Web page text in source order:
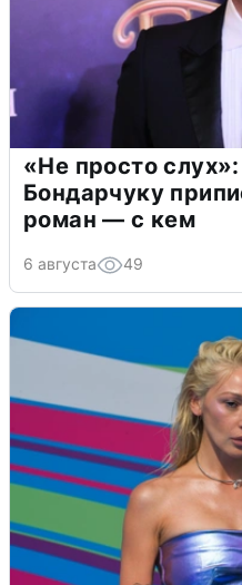
«Не просто
Бондарчуку
роман — с кем
6 августа 49